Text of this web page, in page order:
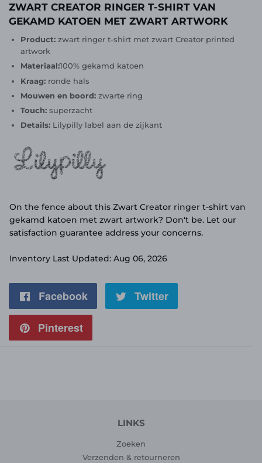
ZWART CREATOR RINGER T-SHIRT VAN
GEKAMD KATOEN MET ZWART ARTWORK
Product: zwart ringer t-shirt met zwart Creator printed
artwork
Materiaal:100% gekamd katoen
Kraag: ronde hals
Mouwen en boord: zwarte ring
Touch: superzacht
Details: Lilypilly label aan de zijkant
On the fence about this Zwart Creator ringer t-shirt van
gekamd katoen met zwart artwork? Don't be. Let our
satisfaction guarantee address your concerns.
Inventory Last Updated: Aug 06, 2026
Facebook
Delen
Twitter
Pinterest
LINKS
Zoeken
Verzenden & retourneren